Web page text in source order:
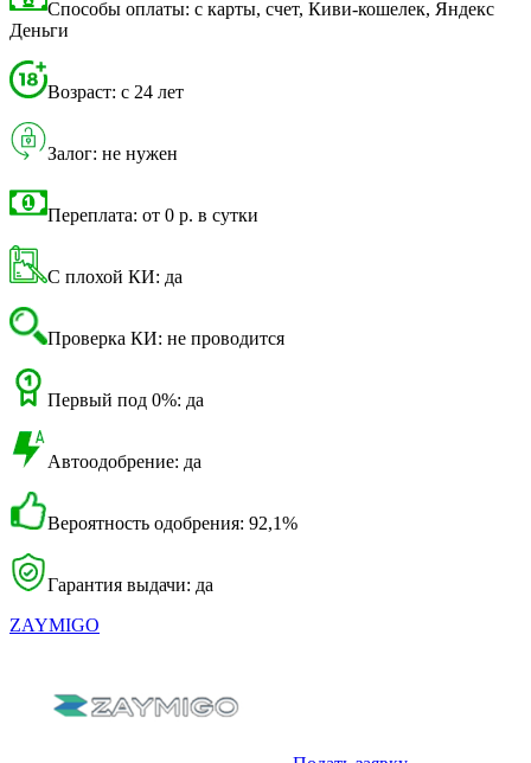
Способы оплаты: с карты, счет, Киви-кошелек, Яндекс
Деньги
Возраст: с 24 лет
Залог: не нужен
Переплата: от 0 р. в сутки
С плохой КИ: да
Проверка КИ: не проводится
Первый под 0%: да
Автоодобрение: да
Вероятность одобрения: 92,1%
Гарантия выдачи: да
ZAYMIGO